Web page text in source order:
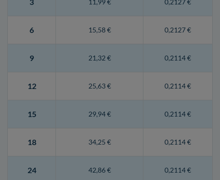
11,99 € 0,2127 €
6 15,58 € 0,2127 €
9 21,32 € 0,2114 €
12 25,63 € 0,2114 €
15 29,94 € 0,2114 €
18 34,25 € 0,2114 €
24 42,86 € 0,2114 €